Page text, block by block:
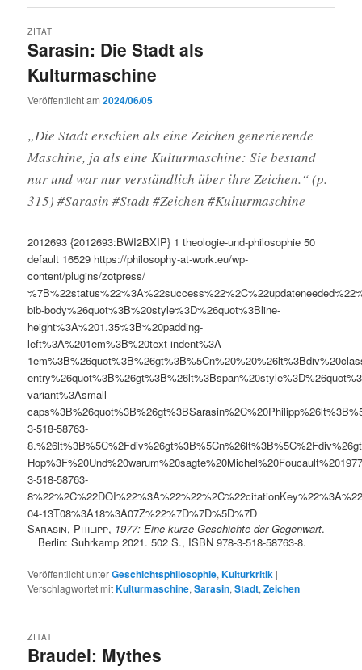
Sarasin: Die Stadt als
Kulturmaschine
ZITAT
Veröffentlicht am2024/06/05
„Die Stadt erschien als eine Zeichen generierende
Maschine, ja als eine Kulturmaschine: Sie bestand
nur und war nur verständlich über ihre Zeichen.“ (p.
315) #Sarasin #Stadt #Zeichen #Kulturmaschine
2012693 {2012693:BWI2BXIP} 1 theologie-und-philosophie 50
default 16529 https://philosophy-at-work.eu/wp-
content/plugins/zotpress/
bib-body%26quot%3B%20style%3D%26quot%3Bline-
height%3A%201.35%3B%20padding-
left%3A%201em%3B%20text-indent%3A-
variant%3Asmall-
3-518-58763-
3-518-58763-
04-13T08%3A18%3A07Z%22%7D%7D%5D%7D
Sarasin, Philipp, 1977: Eine kurze Geschichte der Gegenwart.
Berlin: Suhrkamp 2021. 502 S., ISBN 978-3-518-58763-8.
Veröffentlicht unterGeschichtsphilosophie,Kulturkritik |
Verschlagwortet mitKulturmaschine,Sarasin,Stadt,Zeichen
Braudel: Mythes
ZITAT